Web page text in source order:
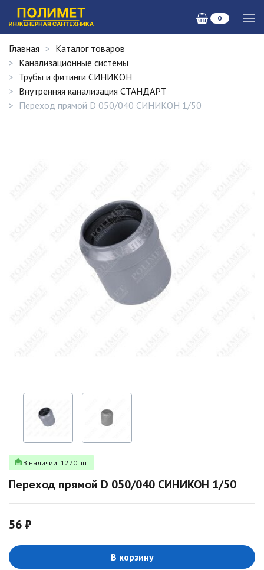
0
Главная
Каталог товаров
Канализационные системы
Трубы и фитинги СИНИКОН
Внутренняя канализация СТАНДАРТ
Переход прямой D 050/040 СИНИКОН 1/50
В наличии: 1270 шт.
Переход прямой D 050/040 СИНИКОН 1/50
56 ₽
В корзину